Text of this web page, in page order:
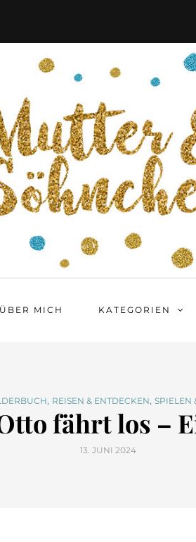
ÜBER MICH KATEGORIEN
, REISEN & ENTDECKEN, SPIELEN
fährt los –
13. JUNI 2024